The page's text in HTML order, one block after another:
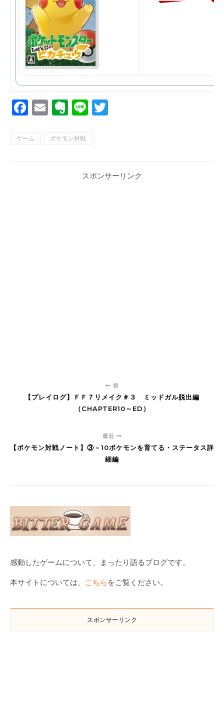
Facebook
EmailEvernote
Line
ゲーム ポケモン対戦
スポンサーリンク
前
【プレイログ】ＦＦ７リメイク＃３ ミッドガル脱出編
（CHAPTER10～ED）
最近
【ポケモン対戦ノート】③－10ポケモンを育てる・ステータス詳
細編
感動したゲームについて、まったり語るブログです。
本サイトについては、 こちら をご覧ください。
スポンサーリンク